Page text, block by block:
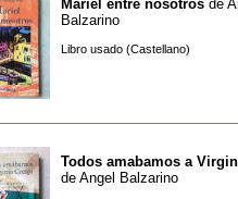
Mariel entre nosotros de
Balzarino
Libro usado (Castellano)
Todos amabamos a
de Angel Balzarino